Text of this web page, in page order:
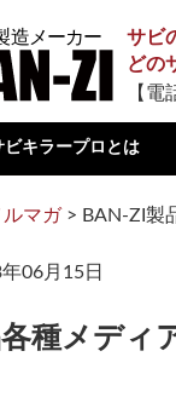
サビ
どの
【
ビキラープロとは
ルマガ> BAN-ZI製
06月15日
各種メディ